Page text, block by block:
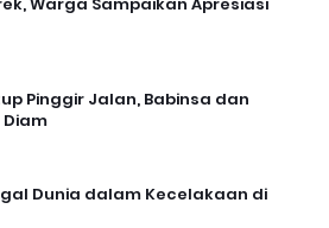
Pinggir Jalan, Babinsa dan
Dunia dalam Kecelakaan di